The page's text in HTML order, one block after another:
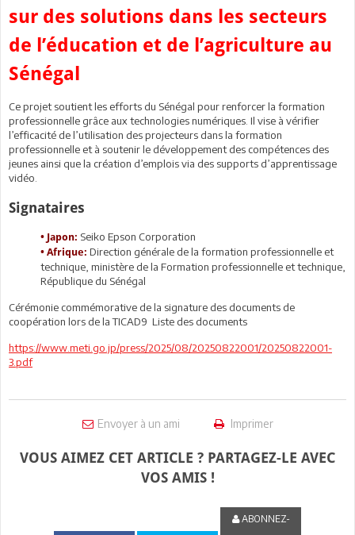
sur des solutions dans les secteurs
de l’éducation et de l’agriculture au
Sénégal
Ce projet soutient les efforts du Sénégal pour renforcer la formation
professionnelle grâce aux technologies numériques. Il vise à vérifier
l’efficacité de l’utilisation des projecteurs dans la formation
professionnelle et à soutenir le développement des compétences des
jeunes ainsi que la création d’emplois via des supports d’apprentissage
vidéo.
Signataires
• Japon: Seiko Epson Corporation
• Afrique: Direction générale de la formation professionnelle et
technique, ministère de la Formation professionnelle et technique,
République du Sénégal
Cérémonie commémorative de la signature des documents de
coopération lors de la TICAD9 Liste des documents
https://www.meti.go.jp/press/2025/08/20250822001/20250822001-
3.pdf
Envoyer à un ami Imprimer
VOUS AIMEZ CET ARTICLE ? PARTAGEZ-LE AVEC
VOS AMIS !
ABONNEZ-